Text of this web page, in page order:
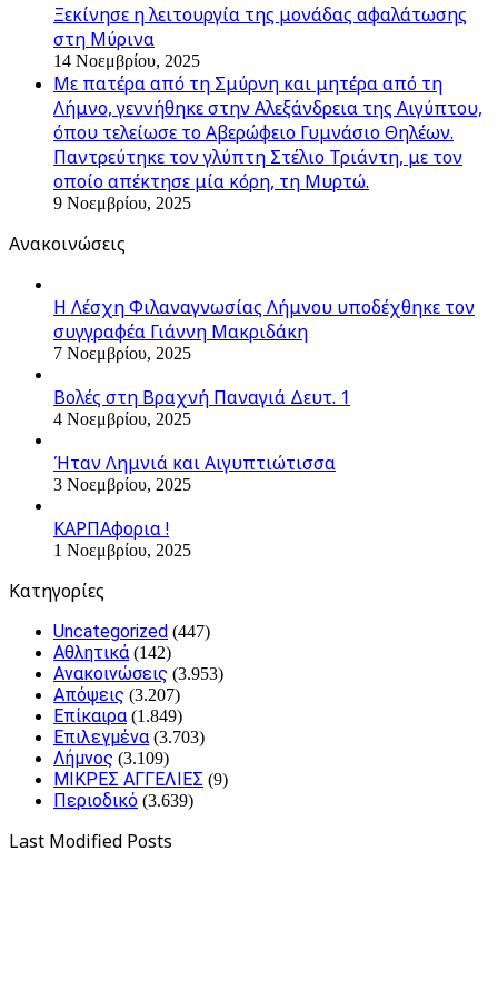
Ξεκίνησε η λειτουργία της μονάδας αφαλάτωσης
στη Μύρινα
14 Νοεμβρίου, 2025
Με πατέρα από τη Σμύρνη και μητέρα από τη
Λήμνο, γεννήθηκε στην Αλεξάνδρεια της Αιγύπτου,
όπου τελείωσε το Αβερώφειο Γυμνάσιο Θηλέων.
Παντρεύτηκε τον γλύπτη Στέλιο Τριάντη, με τον
οποίο απέκτησε μία κόρη, τη Μυρτώ.
9 Νοεμβρίου, 2025
Ανακοινώσεις
Η Λέσχη Φιλαναγνωσίας Λήμνου υποδέχθηκε τον
συγγραφέα Γιάννη Μακριδάκη
7 Νοεμβρίου, 2025
Βολές στη Βραχνή Παναγιά Δευτ. 1
4 Νοεμβρίου, 2025
Ήταν Λημνιά και Αιγυπτιώτισσα
3 Νοεμβρίου, 2025
ΚΑΡΠΑφορια !
1 Νοεμβρίου, 2025
Kατηγορίες
Uncategorized (447)
Αθλητικά (142)
Ανακοινώσεις (3.953)
Απόψεις (3.207)
Επίκαιρα (1.849)
Επιλεγμένα (3.703)
Λήμνος (3.109)
ΜΙΚΡΕΣ ΑΓΓΕΛΙΕΣ (9)
Περιοδικό (3.639)
Last Modified Posts